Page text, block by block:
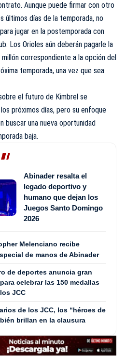
Aunque puede firmar con otro
últimos días de la temporada, no
jugar en la postemporada con
Los Orioles aún deberán pagarle la
correspondiente a la opción del
temporada, una vez que sea
el futuro de Kimbrel se
próximos días, pero su enfoque
buscar una nueva oportunidad
baja.
Abinader resalta el
legado deportivo y
humano que dejan los
Juegos Santo Domingo
2026
Melenciano recibe
de manos de Abinader
de deportes anuncia gran
celebrar las 150 medallas
JCC
de los JCC, los “héroes de
brillan en la clausura